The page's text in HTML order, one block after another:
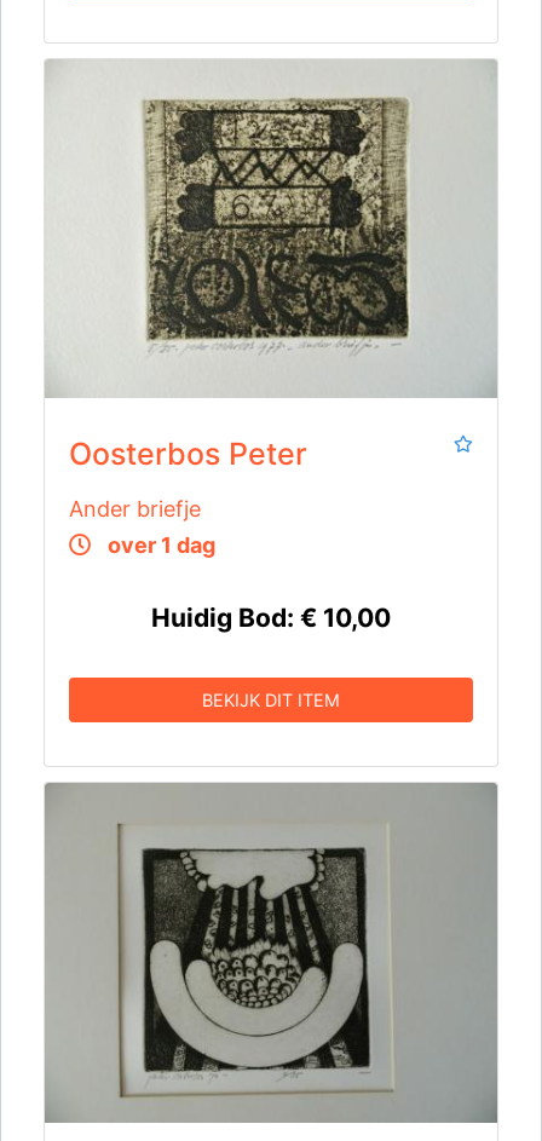
Oosterbos Peter
Ander briefje
over 1 dag
Huidig Bod: € 10,00
BEKIJK DIT ITEM